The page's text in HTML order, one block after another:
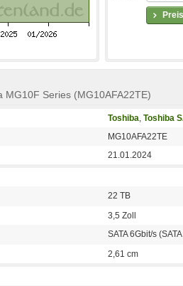
MG10F Series (MG10AFA22TE)
Toshiba, Toshiba
MG10AFA22TE
21.01.2024
22 TB
3,5 Zoll
SATA 6Gbit/s
2,61 cm